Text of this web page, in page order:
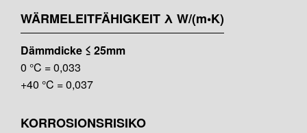
WÄRMELEITFÄHIGKEIT λ W/(m•K)
Dämmdicke ≤ 25mm
0 °C = 0,033
+40 °C = 0,037
KORROSIONSRISIKO